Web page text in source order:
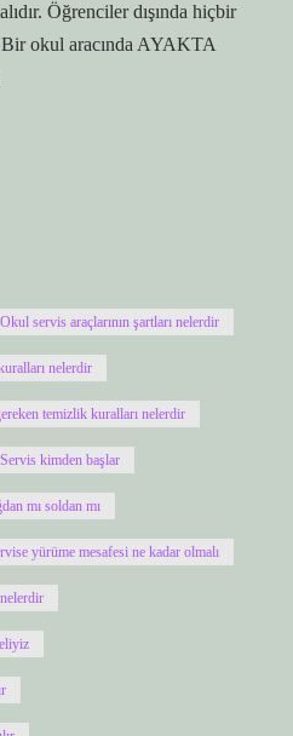
Öğrenciler dışında hiçbir
okul aracında AYAKTA
Okul servis araçlarının şartları nelerdir
nelerdir
temizlik kuralları nelerdir
Servis kimden başlar
mı soldan mı
yürüme mesafesi ne kadar olmalı